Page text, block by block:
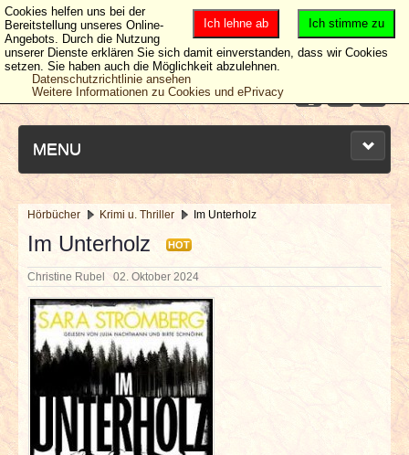
MENU
NEUESTE ARTIKEL
NEWS & DATES
BERICHTE
VERLOSUNGEN
INTERVIEWS
Hörbücher Krimi u. Thriller Im Unterholz
Im Unterholz HOT
Christine Rubel 02. Oktober 2024
Ich stimme zu
Ich lehne ab
Cookies helfen uns bei der
Bereitstellung unseres Online-
Angebots. Durch die Nutzung
unserer Dienste erklären Sie sich damit einverstanden, dass wir Cookies
setzen. Sie haben auch die Möglichkeit abzulehnen.
Datenschutzrichtlinie ansehen
Weitere Informationen zu Cookies und ePrivacy